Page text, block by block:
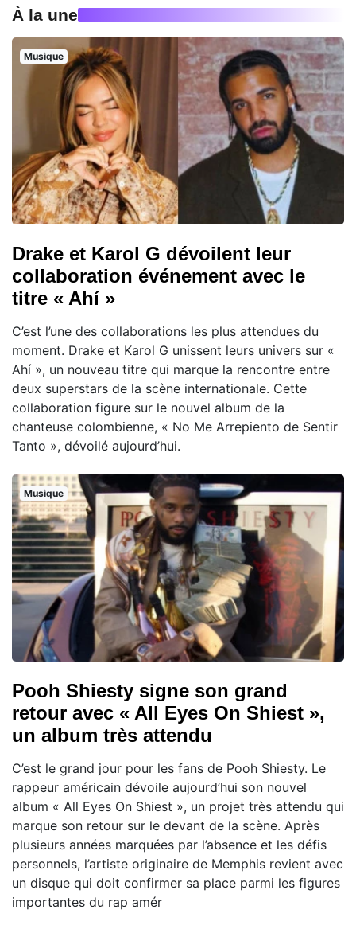
À la une
Musique
Drake et Karol G dévoilent leur
collaboration événement avec le
titre « Ahí »
C’est l’une des collaborations les plus attendues du
moment. Drake et Karol G unissent leurs univers sur «
Ahí », un nouveau titre qui marque la rencontre entre
deux superstars de la scène internationale. Cette
collaboration figure sur le nouvel album de la
chanteuse colombienne, « No Me Arrepiento de Sentir
Tanto », dévoilé aujourd’hui.
Musique
Pooh Shiesty signe son grand
retour avec « All Eyes On Shiest »,
un album très attendu
C’est le grand jour pour les fans de Pooh Shiesty. Le
rappeur américain dévoile aujourd’hui son nouvel
album « All Eyes On Shiest », un projet très attendu qui
marque son retour sur le devant de la scène. Après
plusieurs années marquées par l’absence et les défis
personnels, l’artiste originaire de Memphis revient avec
un disque qui doit confirmer sa place parmi les figures
importantes du rap amér